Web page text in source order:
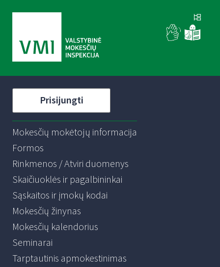
Prisijungti
Mokesčių mokėtojų informacija
Formos
Rinkmenos / Atviri duomenys
Skaičiuoklės ir pagalbininkai
Sąskaitos ir įmokų kodai
Mokesčių žinynas
Mokesčių kalendorius
Seminarai
Tarptautinis apmokestinimas